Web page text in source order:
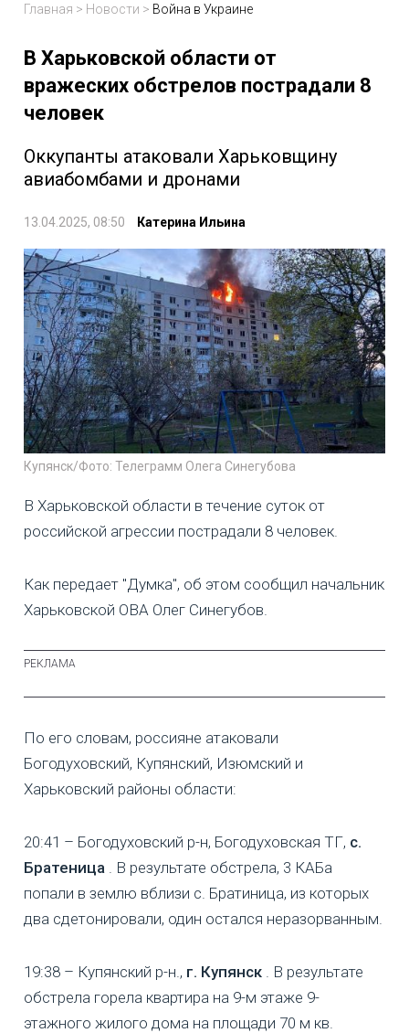
Главная > Новости > Война в Украине
В Харьковской области от
вражеских обстрелов пострадали 8
человек
Оккупанты атаковали Харьковщину
авиабомбами и дронами
13.04.2025, 08:50 Катерина Ильина
Купянск/Фото: Телеграмм Олега Синегубова
В Харьковской области в течение суток от
российской агрессии пострадали 8 человек.
Как передает "Думка", об этом сообщил начальник
Харьковской ОВА Олег Синегубов.
По его словам, россияне атаковали
Богодуховский, Купянский, Изюмский и
Харьковский районы области:
20:41 – Богодуховский р-н, Богодуховская ТГ, с.
Братеница . В результате обстрела, 3 КАБа
попали в землю вблизи с. Братиница, из которых
два сдетонировали, один остался неразорванным.
19:38 – Купянский р-н., г. Купянск . В результате
обстрела горела квартира на 9-м этаже 9-
этажного жилого дома на площади 70 м кв.